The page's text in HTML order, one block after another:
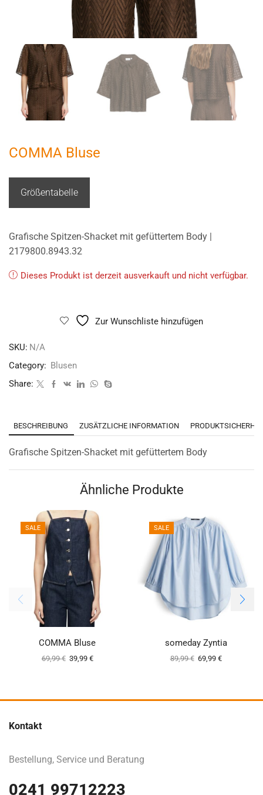
COMMA Bluse
Größentabelle
Grafische Spitzen-Shacket mit gefüttertem Body |
2179800.8943.32
Dieses Produkt ist derzeit ausverkauft und nicht verfügbar.
Zur Wunschliste hinzufügen
SKU: N/A
Category: Blusen
Share:
BESCHREIBUNG ZUSÄTZLICHE INFORMATION
Grafische Spitzen-Shacket mit gefüttertem Body
Ähnliche Produkte
SALE
COMMA Bluse
69,99€ 39,99 €
SALE
someday Zyntia
89,99€ 69,99 €
Kontakt
Bestellung, Service und Beratung
0241 99712223